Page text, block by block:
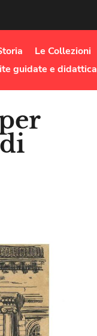
Le Collezioni
guidate e didattica